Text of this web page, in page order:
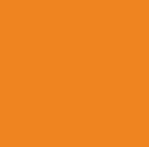
Nice big